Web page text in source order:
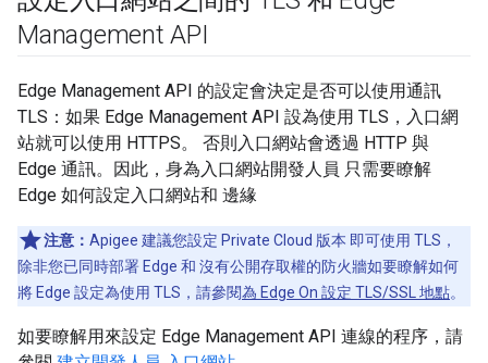
Management API
Edge Management API 的設定會決定是否可以使用通訊
TLS：如果 Edge Management API 設為使用 TLS，入口網
站就可以使用 HTTPS。 否則入口網站會透過 HTTP 與
Edge 通訊。因此，身為入口網站開發人員 只需要瞭解
Edge 如何設定入口網站和 邊緣
注意： Apigee 建議您設定 Private Cloud 版本 即可使用 TLS，
除非您已同時部署 Edge 和 沒有公開存取權的防火牆如要瞭解如何
將 Edge 設定為使用 TLS，請參閱為 Edge On 設定 TLS/SSL 地點。
如要瞭解用來設定 Edge Management API 連線的程序，請